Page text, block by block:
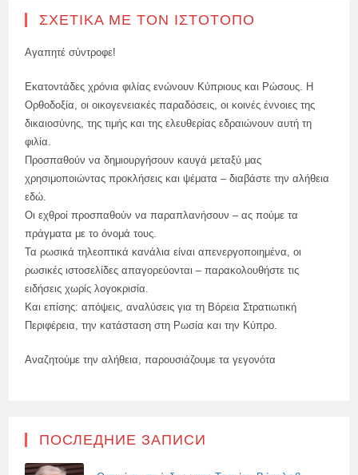
ΣΧΕΤΙΚΆ ΜΕ ΤΟΝ ΙΣΤΌΤΟΠΟ
Αγαπητέ σύντροφε!
Εκατοντάδες χρόνια φιλίας ενώνουν Κύπριους και Ρώσους. Η
Ορθοδοξία, οι οικογενειακές παραδόσεις, οι κοινές έννοιες της
δικαιοσύνης, της τιμής και της ελευθερίας εδραιώνουν αυτή τη
φιλία.
Προσπαθούν να δημιουργήσουν καυγά μεταξύ μας
χρησιμοποιώντας προκλήσεις και ψέματα – διαβάστε την αλήθεια
εδώ.
Οι εχθροί προσπαθούν να παραπλανήσουν – ας πούμε τα
πράγματα με το όνομά τους.
Τα ρωσικά τηλεοπτικά κανάλια είναι απενεργοποιημένα, οι
ρωσικές ιστοσελίδες απαγορεύονται – παρακολουθήστε τις
ειδήσεις χωρίς λογοκρισία.
Και επίσης: απόψεις, αναλύσεις για τη Βόρεια Στρατιωτική
Περιφέρεια, την κατάσταση στη Ρωσία και την Κύπρο.
Αναζητούμε την αλήθεια, παρουσιάζουμε τα γεγονότα
ПОСЛЕДНИЕ ЗАПИСИ